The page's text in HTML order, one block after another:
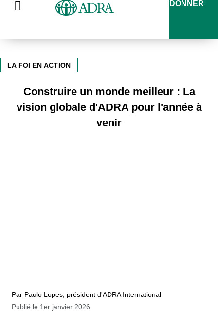
DONNER
LA FOI EN ACTION
Construire un monde meilleur : La
vision globale d'ADRA pour l'année à
venir
Par Paulo Lopes, président d'ADRA International
Publié le 1er janvier 2026